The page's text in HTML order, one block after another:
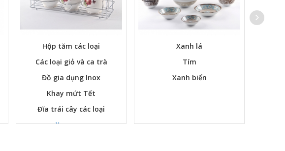
Hộp tăm các loại
Các loại giỏ và ca trà
Đồ gia dụng Inox
Khay mứt Tết
Đĩa trái cây các loại
Xem ngay
Xanh lá
Tím
Xanh biển